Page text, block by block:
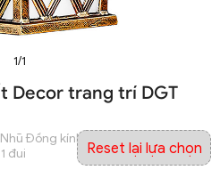
1/1
Decor trang trí DGT
Đồng kính Trong Mờ -
đui
Reset lại lựa chọn